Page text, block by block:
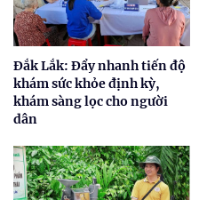
Đắk Lắk: Đẩy nhanh tiến độ
khám sức khỏe định kỳ,
khám sàng lọc cho người
dân